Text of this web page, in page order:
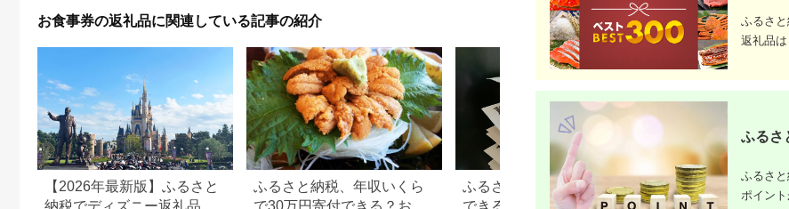
美食 グルメ 人気 おす
すめ 記念 お祝い 旅行
観光 食事 ふるさと納
お食事券の返礼品に関連している記事の紹介
【2026年最新版】ふるさと
納税でディズニー返礼品は
ふるさと納税、年収いくら
で30万円寄付できる？おす
ふるさと納税で15万円寄付
できる年収は？家電などお
【2026年】ふるさ
100万円の寄付で
ふるさ
返礼品
ふるさ
ふるさ
ポイン